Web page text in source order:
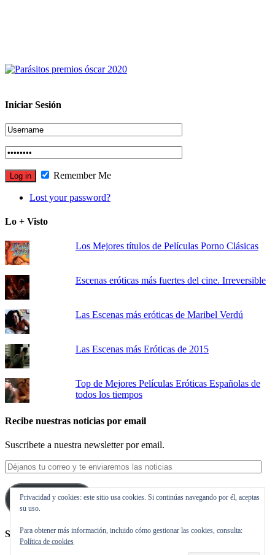
Iniciar Sesión
Remember Me
Lost your password?
Lo + Visto
Los Mejores títulos de Películas Porno Clásicas
Escenas eróticas más fuertes del cine. Irreversible
Las Escenas más eróticas de Maribel Verdú
Las Escenas más Eróticas de 2015
Top de Mejores Películas Eróticas Españolas de
todos los tiempos
Recibe nuestras noticias por email
Suscribete a nuestra newsletter por email.
Déjanos
tu
correo
y
te
las
noticias
Suscribirse
Síguenos en Twitter
Privacidad y cookies: este sitio usa cookies. Si continúas navegando por él, aceptas
su uso.
Para obtener más información, incluido cómo gestionar las cookies, consulta:
Política de cookies